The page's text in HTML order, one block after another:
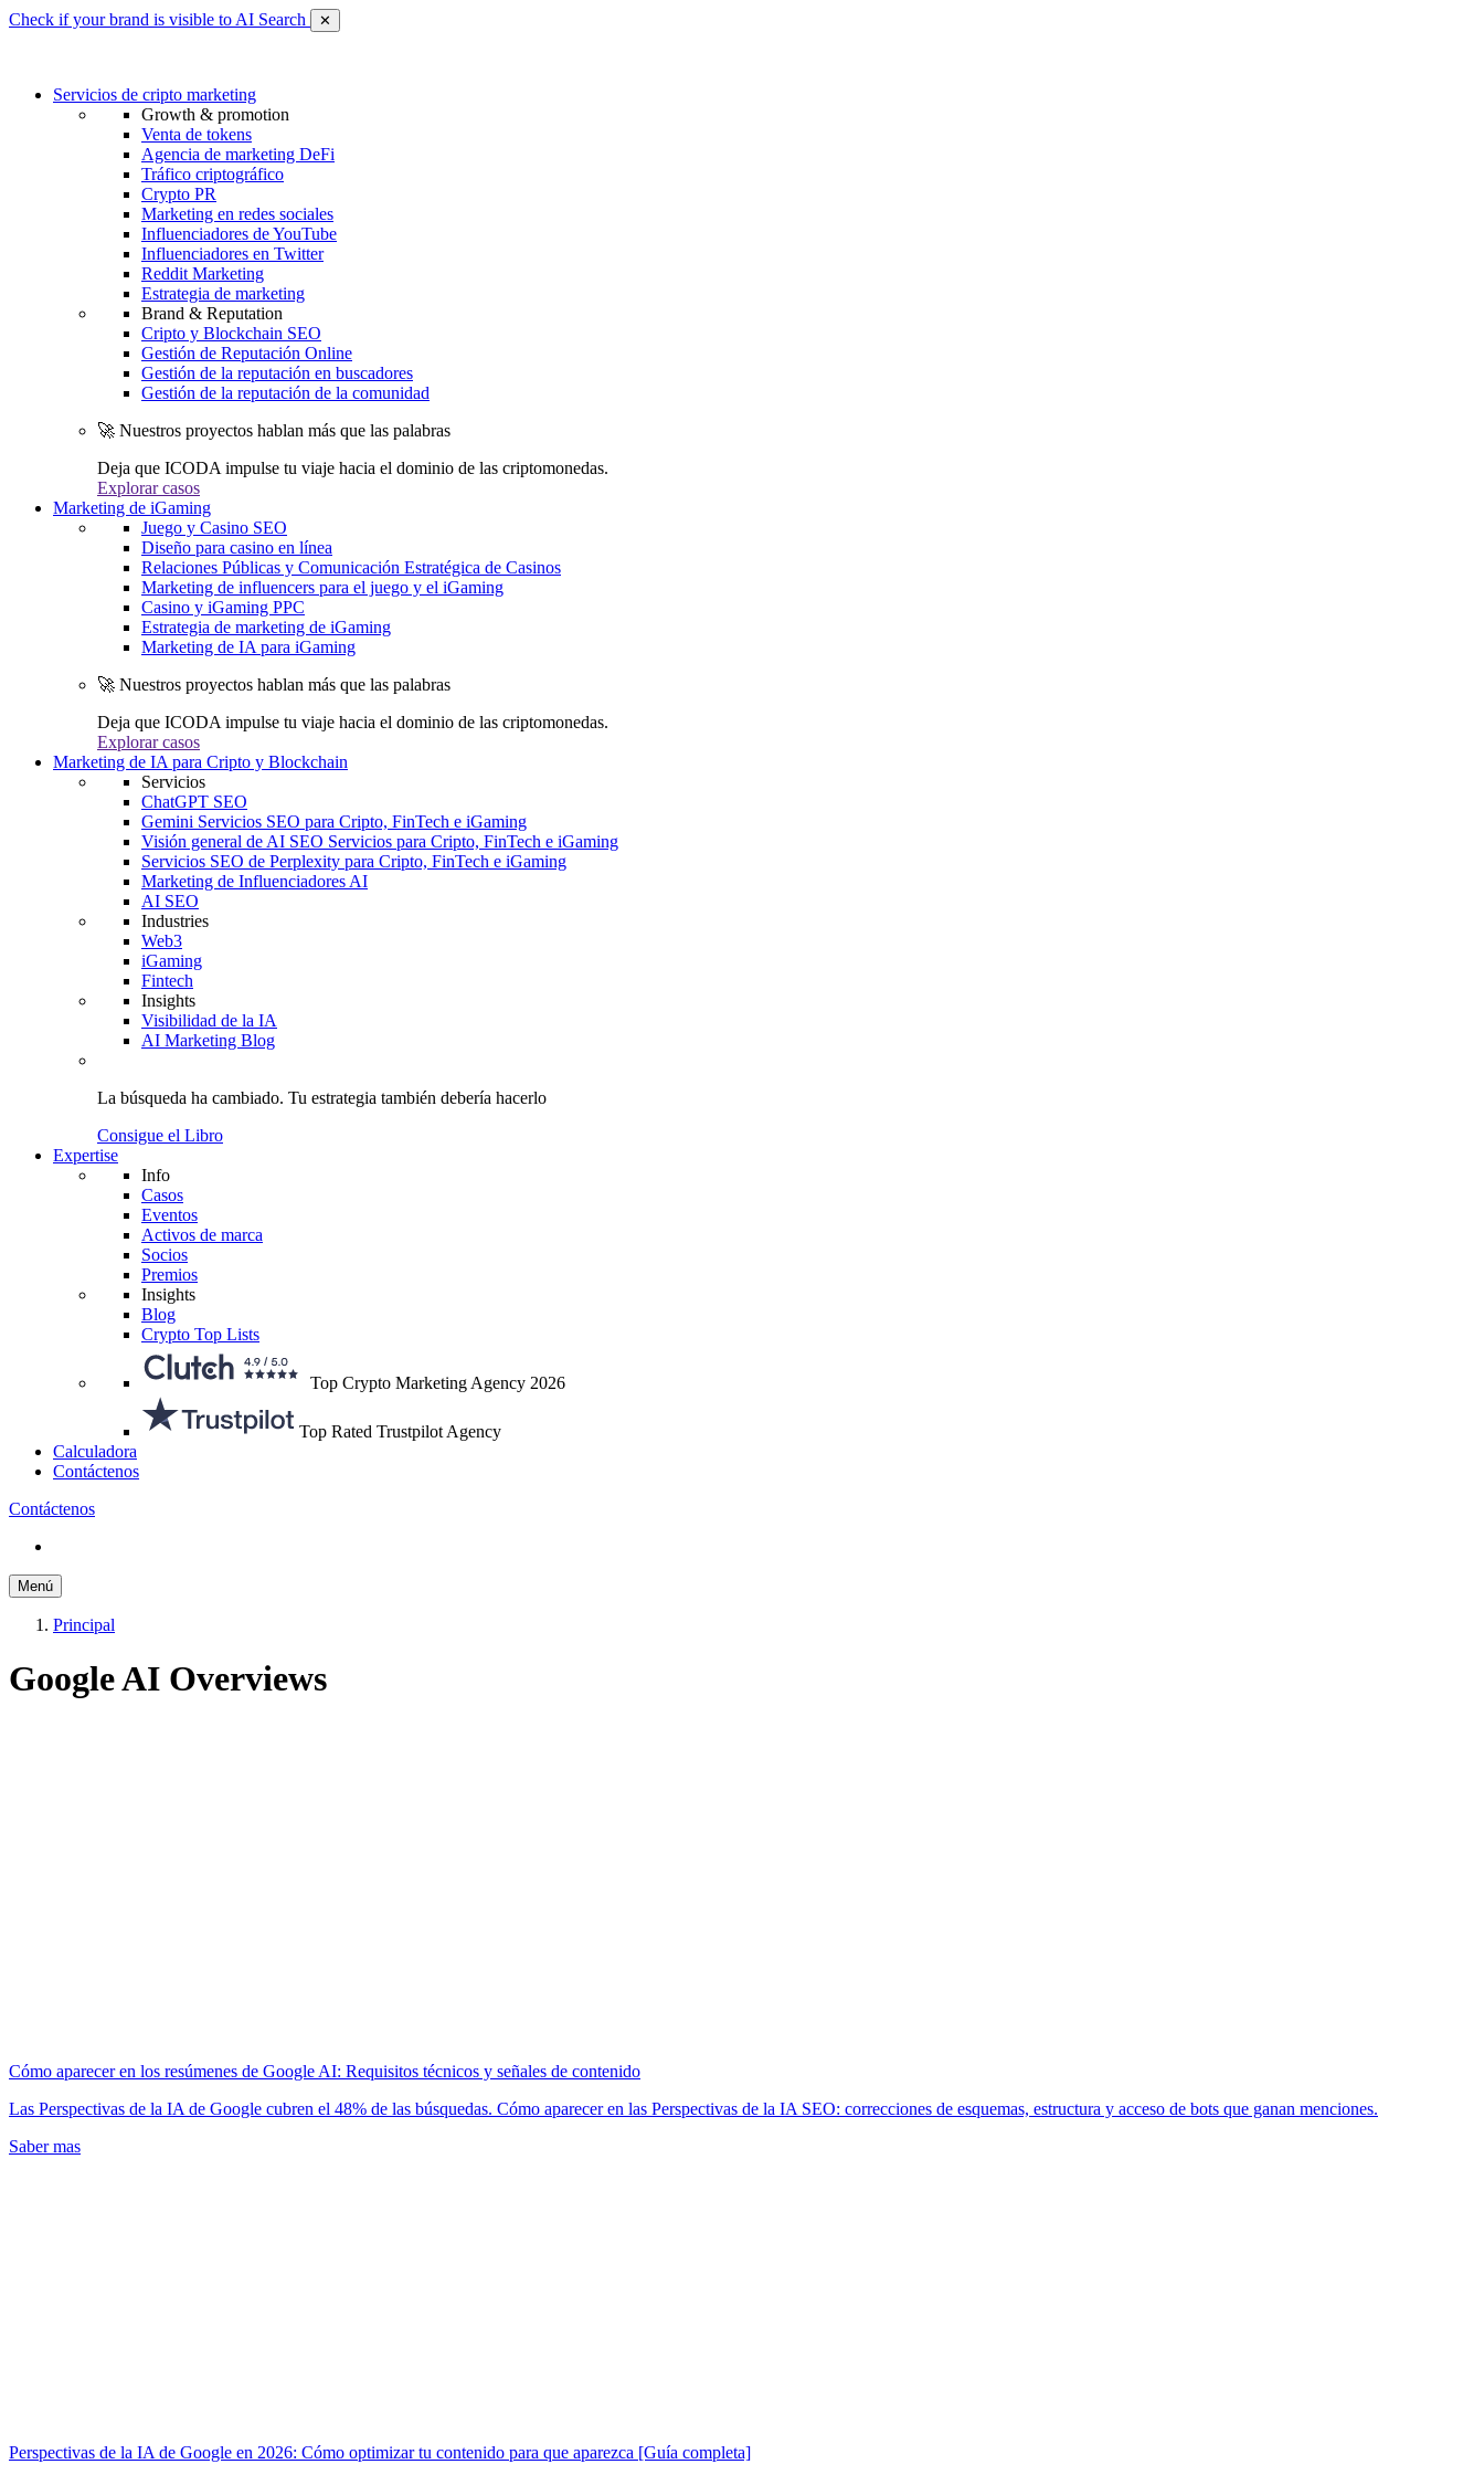
Check if your brand is visible to AI Search ✕
Servicios de cripto marketing
Growth & promotion
Venta de tokens
Agencia de marketing DeFi
Tráfico criptográfico
Crypto PR
Marketing en redes sociales
Influenciadores de YouTube
Influenciadores en Twitter
Reddit Marketing
Estrategia de marketing
Brand & Reputation
Cripto y Blockchain SEO
Gestión de Reputación Online
Gestión de la reputación en buscadores
Gestión de la reputación de la comunidad
🚀 Nuestros proyectos hablan más que las palabras
Deja que ICODA impulse tu viaje hacia el dominio de las criptomonedas.
Explorar casos
Marketing de iGaming
Juego y Casino SEO
Diseño para casino en línea
Relaciones Públicas y Comunicación Estratégica de Casinos
Marketing de influencers para el juego y el iGaming
Casino y iGaming PPC
Estrategia de marketing de iGaming
Marketing de IA para iGaming
🚀 Nuestros proyectos hablan más que las palabras
Deja que ICODA impulse tu viaje hacia el dominio de las criptomonedas.
Explorar casos
Marketing de IA para Cripto y Blockchain
Servicios
ChatGPT SEO
Gemini Servicios SEO para Cripto, FinTech e iGaming
Visión general de AI SEO Servicios para Cripto, FinTech e iGaming
Servicios SEO de Perplexity para Cripto, FinTech e iGaming
Marketing de Influenciadores AI
AI SEO
Industries
Web3
iGaming
Fintech
Insights
Visibilidad de la IA
AI Marketing Blog
La búsqueda ha cambiado. Tu estrategia también debería hacerlo
Consigue el Libro
Expertise
Info
Casos
Eventos
Activos de marca
Socios
Premios
Insights
Blog
Crypto Top Lists
Top Crypto Marketing Agency 2026
Top Rated Trustpilot Agency
Calculadora
Contáctenos
Contáctenos
Menú
Principal
Google AI Overviews
Cómo aparecer en los resúmenes de Google AI: Requisitos técnicos y señales de contenido
Las Perspectivas de la IA de Google cubren el 48% de las búsquedas. Cómo aparecer en las Perspectivas de la IA SEO: correcciones de esquemas, estructura y acceso de bots que ganan menciones.
Saber mas
Perspectivas de la IA de Google en 2026: Cómo optimizar tu contenido para que aparezca [Guía completa]